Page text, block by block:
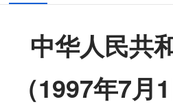
中华人民共
（1997年7月